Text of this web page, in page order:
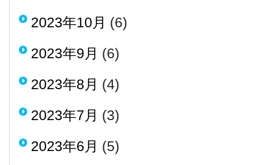
2023年10月 (6)
2023年9月 (6)
2023年8月 (4)
2023年7月 (3)
2023年6月 (5)